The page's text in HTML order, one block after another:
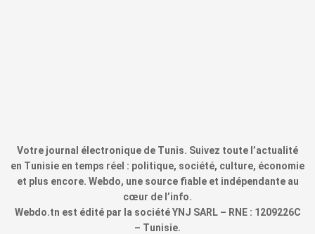
Votre journal électronique de Tunis. Suivez toute l’actualité
en Tunisie en temps réel : politique, société, culture, économie
et plus encore. Webdo, une source fiable et indépendante au
cœur de l’info.
Webdo.tn est édité par la société YNJ SARL – RNE : 1209226C
– Tunisie.